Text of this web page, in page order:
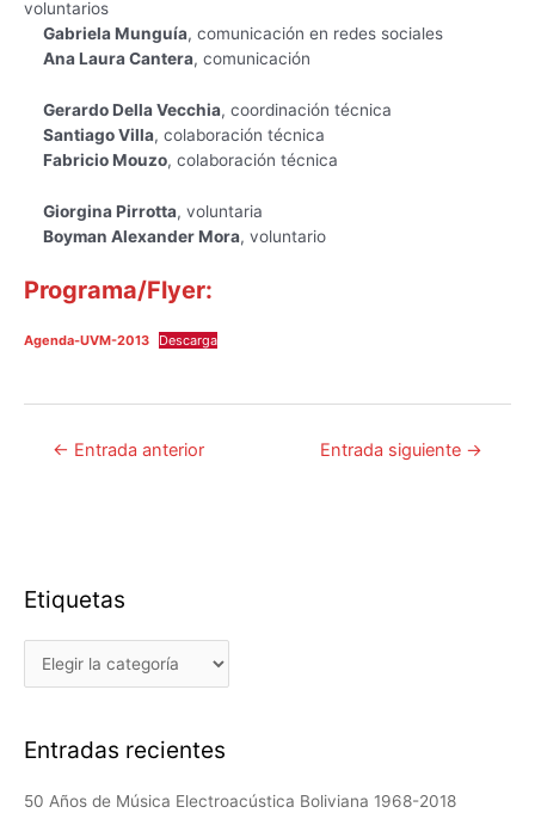
voluntarios
Gabriela Munguía, comunicación en redes sociales
Ana Laura Cantera, comunicación
Gerardo Della Vecchia, coordinación técnica
Santiago Villa, colaboración técnica
Fabricio Mouzo, colaboración técnica
Giorgina Pirrotta, voluntaria
Boyman Alexander Mora, voluntario
Programa/Flyer:
Agenda-UVM-2013 Descarga
Navegación
← Entrada anterior Entrada siguiente →
Etiquetas
Entradas recientes
50 Años de Música Electroacústica Boliviana 1968-2018